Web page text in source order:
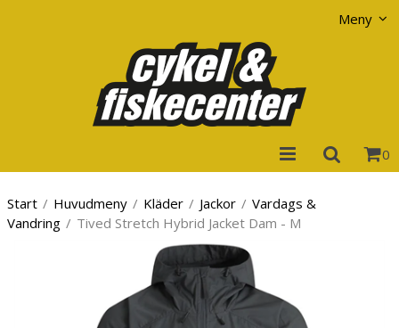
Meny
0
Start / Huvudmeny / Kläder / Jackor / Vardags &
Vandring / Tived Stretch Hybrid Jacket Dam - M